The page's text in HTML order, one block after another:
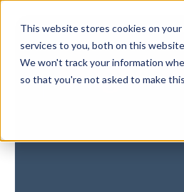
This website stores cookies on
services to you, both on this
We won't track your information
so that you're not asked to make